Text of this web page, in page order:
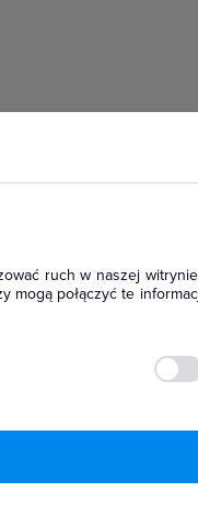
ruch w naszej
mogą połączyć te